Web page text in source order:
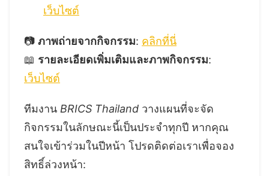
เว็บไซต์
📷 ภาพถ่ายจากกิจกรรม: คลิกที่นี่
📖 รายละเอียดเพิ่มเติมและภาพกิจกรรม:
เว็บไซต์
ทีมงาน BRICS Thailand วางแผนที่จะจัด
กิจกรรมในลักษณะนี้เป็นประจำทุกปี หากคุณ
สนใจเข้าร่วมในปีหน้า โปรดติดต่อเราเพื่อจอง
สิทธิ์ล่วงหน้า: